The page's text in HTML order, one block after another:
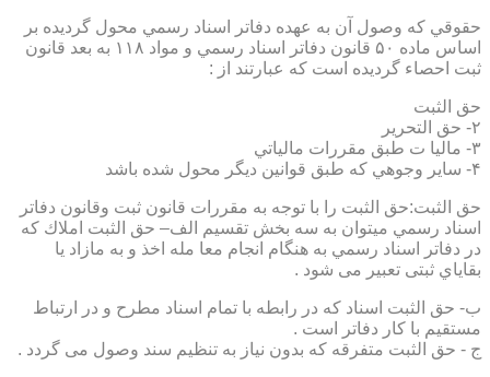
حقوقي كه وصول آن به عهده دفاتر اسناد رسمي محول گرديده بر
اساس ماده ۵۰ قانون دفاتر اسناد رسمي و مواد ۱۱۸ به بعد قانون
ثبت احصاء گرديده است كه عبارتند از :
حق الثبت
۲- حق التحرير
۳- ماليا ت طبق مقررات مالياتي
۴- ساير وجوهي كه طبق قوانين ديگر محول شده باشد
حق الثبت:حق الثبت را با توجه به مقررات قانون ثبت وقانون دفاتر
اسناد رسمي ميتوان به سه بخش تقسيم الف– حق الثبت املاك كه
در دفاتر اسناد رسمي به هنگام انجام معا مله اخذ و به مازاد يا
بقاياي ثبتی تعبیر می شود .
ب- حق الثبت اسناد كه در رابطه با تمام اسناد مطرح و در ارتباط
مستقيم با كار دفاتر است .
ج - حق الثبت متفرقه كه بدون نياز به تنظیم سند وصول می گردد .